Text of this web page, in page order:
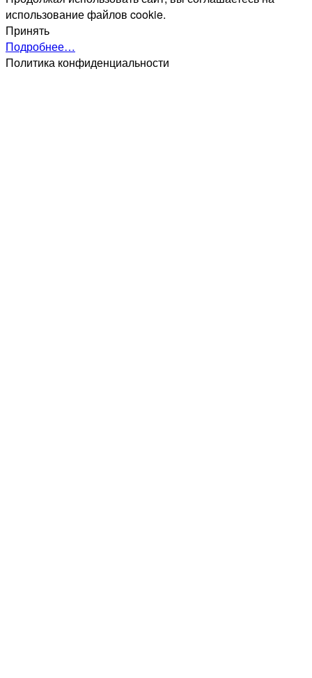
использование файлов cookie.
Принять
Подробнее…
Политика конфиденциальности